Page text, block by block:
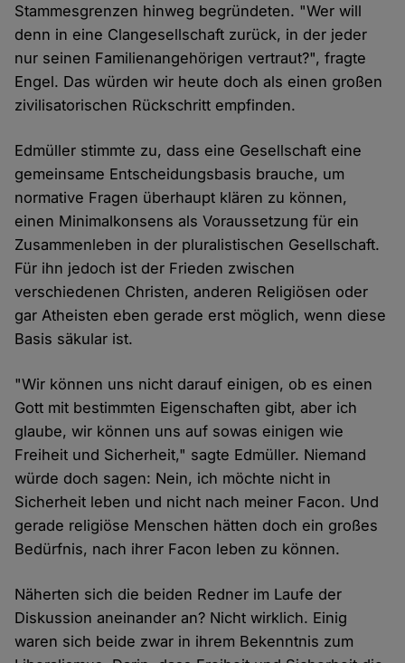
Stammesgrenzen hinweg begründeten. "Wer will
denn in eine Clangesellschaft zurück, in der jeder
nur seinen Familienangehörigen vertraut?", fragte
Engel. Das würden wir heute doch als einen großen
zivilisatorischen Rückschritt empfinden.
Edmüller stimmte zu, dass eine Gesellschaft eine
gemeinsame Entscheidungsbasis brauche, um
normative Fragen überhaupt klären zu können,
einen Minimalkonsens als Voraussetzung für ein
Zusammenleben in der pluralistischen Gesellschaft.
Für ihn jedoch ist der Frieden zwischen
verschiedenen Christen, anderen Religiösen oder
gar Atheisten eben gerade erst möglich, wenn diese
Basis säkular ist.
"Wir können uns nicht darauf einigen, ob es einen
Gott mit bestimmten Eigenschaften gibt, aber ich
glaube, wir können uns auf sowas einigen wie
Freiheit und Sicherheit," sagte Edmüller. Niemand
würde doch sagen: Nein, ich möchte nicht in
Sicherheit leben und nicht nach meiner Facon. Und
gerade religiöse Menschen hätten doch ein großes
Bedürfnis, nach ihrer Facon leben zu können.
Näherten sich die beiden Redner im Laufe der
Diskussion aneinander an? Nicht wirklich. Einig
waren sich beide zwar in ihrem Bekenntnis zum